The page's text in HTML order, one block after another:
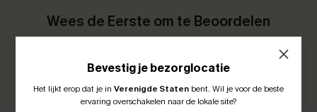
Wees de Eerste om te Beoordelen
EVALUEER
Bevestig je bezorglocatie
Het lijkt erop dat je in Verenigde Staten bent. Wil je voor de beste
ervaring overschakelen naar de lokale site?
ABONNEER OM TE KRIJGEN﻿